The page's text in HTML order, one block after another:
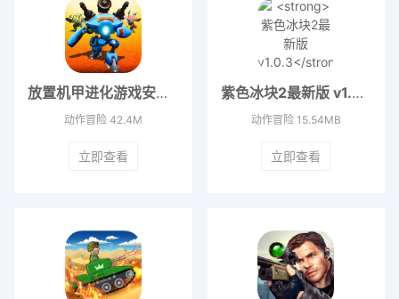
放置机甲进化游戏安卓版 v11.7.1
动作冒险42.4M
立即查看
紫色冰块2最新版 v1.0.3
动作冒险15.54MB
立即查看